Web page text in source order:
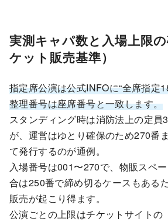
実測キャパ数と入場上限
ケット販売基準）
指定席公演は公式INFOに“全席指定
整理番号は座席番号と一致します。
スタンディング時は消防法上の定員
が、運営はゆとり確保のため270番
て発行するのが通例。
入場番号は001〜270で、物販スペ
合は250番で締め切るケースもある
販売が起こり得ます。
公演ごとの上限はチケットサイトの